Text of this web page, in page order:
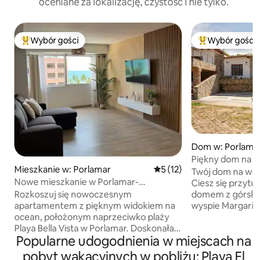
Najpopularniejsze z kategorii Wybór gości
Wybór gości
Mieszkanie w: Porlamar Średnia ocena: 5 na 5,
5 (12)
Nowe mieszkanie w Porlamar-
MargaritaVibes67
Rozkoszuj się nowoczesnym
apartamentem z pięknym widokiem na
ocean, położonym naprzeciwko plaży
Playa Bella Vista w Porlamar. Doskonała
lokalizacja, 8 minut od centrum
handlowego La Vela. W budynku jest
Wybór gości
Dom w: Porlamar
Piękny dom na
Twój dom na
Ciesz się
domem z górską
wyspie Margarita.
handlowych,
El Valle del
Popularne udogodnienia w miejscach na